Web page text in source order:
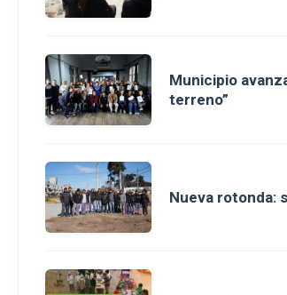
Municipio
terreno”
Nueva rotonda: